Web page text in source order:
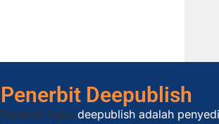
Penerbit Deepublish
Penerbit buku deepublish adalah